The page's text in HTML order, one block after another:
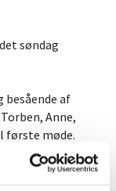
søndag
af
Anne,
første møde.